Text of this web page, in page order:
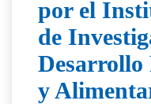
por el
de
y